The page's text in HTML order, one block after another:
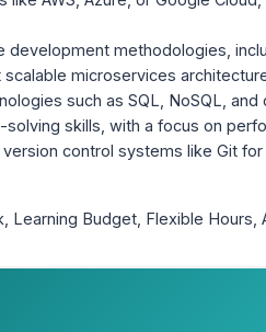
development methodologies,
microservices
such as SQL, NoSQL,
skills, with a focus on
control systems like Git
Learning Budget, Flexible Hours,